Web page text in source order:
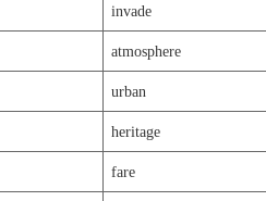
invade
atmosphere
urban
heritage
fare